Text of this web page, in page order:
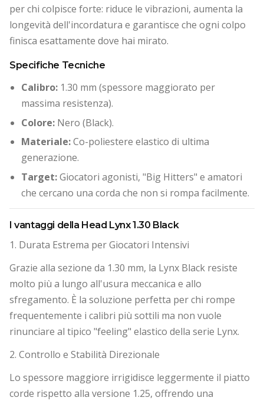
per chi colpisce forte: riduce le vibrazioni, aumenta la
longevità dell'incordatura e garantisce che ogni colpo
finisca esattamente dove hai mirato.
Specifiche Tecniche
Calibro: 1.30 mm (spessore maggiorato per
massima resistenza).
Colore: Nero (Black).
Materiale:Co-poliestere elastico di ultima
generazione.
Target:Giocatori agonisti, "Big Hitters" e amatori
che cercano una corda che non si rompa facilmente.
I vantaggi della Head Lynx 1.30 Black
1. Durata Estrema per Giocatori Intensivi
Grazie alla sezione da 1.30 mm, la Lynx Black resiste
molto più a lungo all'usura meccanica e allo
sfregamento. È la soluzione perfetta per chi rompe
frequentemente i calibri più sottili ma non vuole
rinunciare al tipico "feeling" elastico della serie Lynx.
2. Controllo e Stabilità Direzionale
Lo spessore maggiore irrigidisce leggermente il piatto
corde rispetto alla versione 1.25, offrendo una